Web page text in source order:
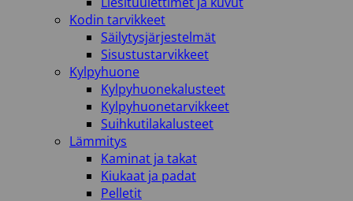
Kodin tarvikkeet
Säilytysjärjestelmät
Sisustustarvikkeet
Kylpyhuone
Kylpyhuonekalusteet
Kylpyhuonetarvikkeet
Suihkutilakalusteet
Lämmitys
Kaminat ja takat
Kiukaat ja padat
Pelletit